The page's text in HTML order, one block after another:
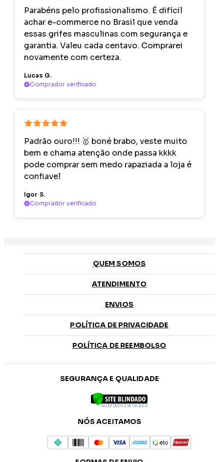
Parabéns pelo profissionalismo. É difícil
achar e-commerce no Brasil que venda
essas grifes masculinas com segurança e
garantia. Valeu cada centavo. Comprarei
novamente com certeza.
Lucas G.
Comprador verificado
Padrão ouro!!! 🥇 boné brabo, veste muito
bem e chama atenção onde passa kkkk
pode comprar sem medo rapaziada a loja é
confiavel
Igor S.
Comprador verificado
QUEM SOMOS
ATENDIMENTO
ENVIOS
POLÍTICA DE PRIVACIDADE
POLÍTICA DE REEMBOLSO
SEGURANÇA E QUALIDADE
AUDITADO EM 10-AGO
NÓS ACEITAMOS